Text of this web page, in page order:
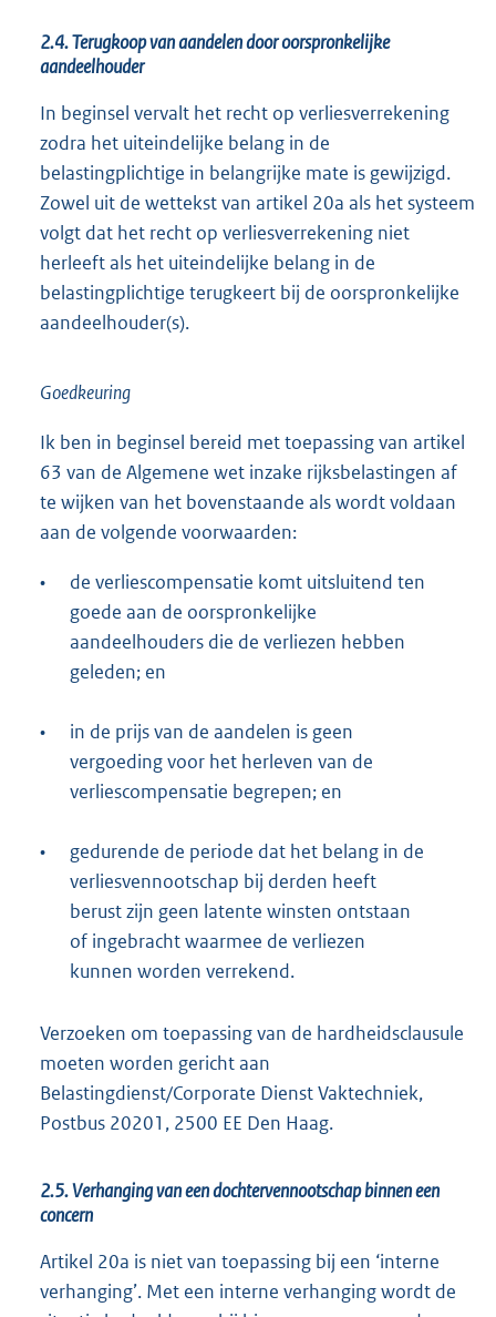
2.4. Terugkoop van aandelen door oorspronkelijke
aandeelhouder
In beginsel vervalt het recht op verliesverrekening
zodra het uiteindelijke belang in de
belastingplichtige in belangrijke mate is gewijzigd.
Zowel uit de wettekst van artikel 20a als het systeem
volgt dat het recht op verliesverrekening niet
herleeft als het uiteindelijke belang in de
belastingplichtige terugkeert bij de oorspronkelijke
aandeelhouder(s).
Goedkeuring
Ik ben in beginsel bereid met toepassing van artikel
63 van de Algemene wet inzake rijksbelastingen af
te wijken van het bovenstaande als wordt voldaan
aan de volgende voorwaarden:
•
de verliescompensatie komt uitsluitend ten
goede aan de oorspronkelijke
aandeelhouders die de verliezen hebben
geleden; en
•
in de prijs van de aandelen is geen
vergoeding voor het herleven van de
verliescompensatie begrepen; en
•
gedurende de periode dat het belang in de
verliesvennootschap bij derden heeft
berust zijn geen latente winsten ontstaan
of ingebracht waarmee de verliezen
kunnen worden verrekend.
Verzoeken om toepassing van de hardheidsclausule
moeten worden gericht aan
Belastingdienst/Corporate Dienst Vaktechniek,
Postbus 20201, 2500 EE Den Haag.
2.5. Verhanging van een dochtervennootschap binnen een
concern
Artikel 20a is niet van toepassing bij een ‘interne
verhanging’. Met een interne verhanging wordt de